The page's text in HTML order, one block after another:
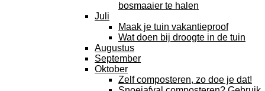
bosmaaier te halen
Juli
Maak je tuin vakantieproof
Wat doen bij droogte in de tuin
Augustus
September
Oktober
Zelf composteren, zo doe je dat!